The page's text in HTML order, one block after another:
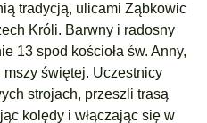
tradycją, ulicami Ząbkowic
Króli. Barwny i radosny
13 spod kościoła św. Anny,
świętej. Uczestnicy
strojach, przeszli trasą
kolędy i włączając się w